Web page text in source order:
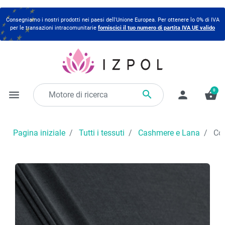
Consegniamo i nostri prodotti nei paesi dell'Unione Europea. Per ottenere lo 0% di IVA
per le transazioni intracomunitarie forniscici il tuo numero di partita IVA UE valido
menu  person shopping_basket
0
Pagina iniziale Tutti i tessuti Cashmere e Lana